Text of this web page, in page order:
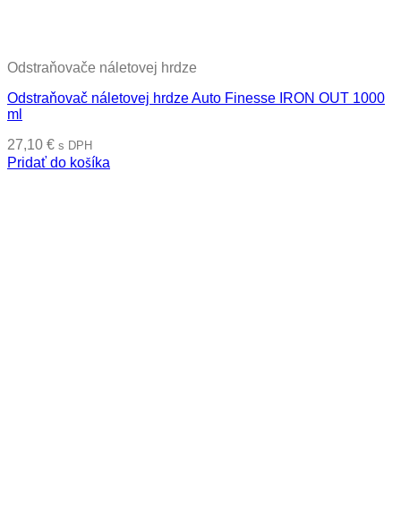
Odstraňovače náletovej hrdze
Odstraňovač náletovej hrdze Auto Finesse IRON OUT 1000
ml
27,10 € s DPH
Pridať do košíka